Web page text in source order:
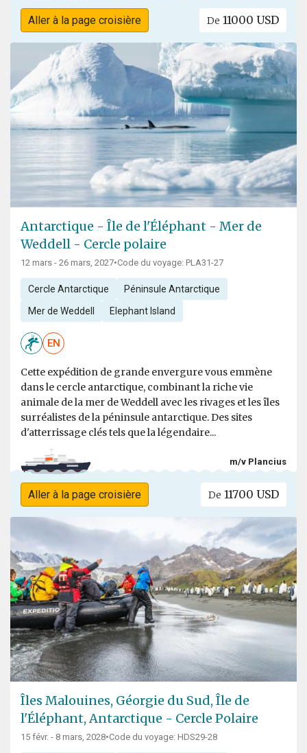
Aller à la page croisière De 11000 USD
Antarctique - Île de l'Éléphant - Mer de
Weddell - Cercle polaire
12 mars - 26 mars, 2027•Code du voyage: PLA31-27
Cercle Antarctique Péninsule Antarctique
Mer de Weddell Elephant Island
EN
Cette expédition de grande envergure vous emmène
dans le cercle antarctique, combinant la riche vie
animale de la mer de Weddell avec les rivages et les îles
surréalistes de la péninsule antarctique. Des sites
d'atterrissage clés tels que la légendaire...
m/v Plancius
Aller à la page croisière De 11700 USD
Îles Malouines, Géorgie du Sud, Île de
l'Éléphant, Antarctique - Cercle Polaire
15 févr. - 8 mars, 2028•Code du voyage: HDS29-28